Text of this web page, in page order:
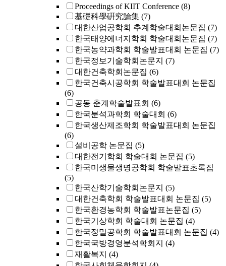
Proceedings of KIIT Conference (8)
基礎科學硏究論集 (7)
대한산업공학회 추계학술대회논문집 (7)
한국태양에너지학회 학술대회논문집 (7)
한국농약과학회 학술발표대회 논문집 (7)
한국정보기술학회논문지 (7)
대한건축학회논문집 (6)
한국건축시공학회 학술발표대회 논문집
(6)
공동 춘계학술발표회 (6)
한국분석과학회 학술대회 (6)
한국생산제조학회 학술발표대회 논문집
(6)
설비공학 논문집 (5)
대한전기학회 학술대회 논문집 (5)
한국미생물생명공학회 학술발표초록집
(5)
한국산학기술학회논문지 (5)
대한건축학회 학술발표대회 논문집 (5)
한국환경농학회 학술발표논문집 (5)
한국기상학회 학술대회 논문집 (4)
한국정밀공학회 학술발표대회 논문집 (4)
한국국방경영분석학회지 (4)
재활복지 (4)